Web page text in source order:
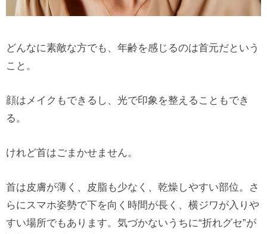
どんなに素敵な方でも、年齢を感じるのは首元だという
こと。
顔はメイクもできるし、光で印象を整えることもでき
る。
けれど首はごまかせません。
首は皮膚が薄く、皮脂も少なく、乾燥しやすい部位。さ
らにスマホ姿勢で下を向く時間が長く、横ジワが入りや
すい場所でもあります。気づかないうちに“折れグセ”が